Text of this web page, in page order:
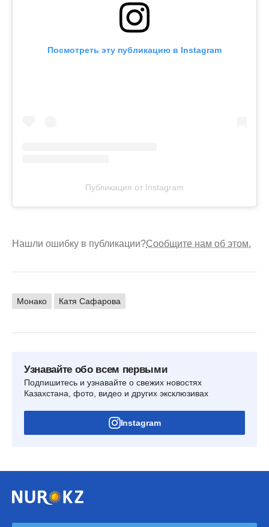
Посмотреть эту публикацию в Instagram
Публикация от Instagram
Нашли ошибку в публикации?Сообщите нам об этом.
Монако Катя Сафарова
Узнавайте обо всем первыми
Подпишитесь и узнавайте о свежих новостях
Казахстана, фото, видео и других эксклюзивах
Instagram